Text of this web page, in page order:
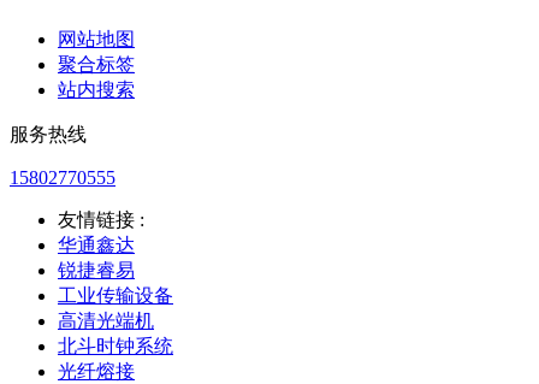
网站地图
聚合标签
站内搜索
服务热线
15802770555
友情链接 :
华通鑫达
锐捷睿易
工业传输设备
高清光端机
北斗时钟系统
光纤熔接